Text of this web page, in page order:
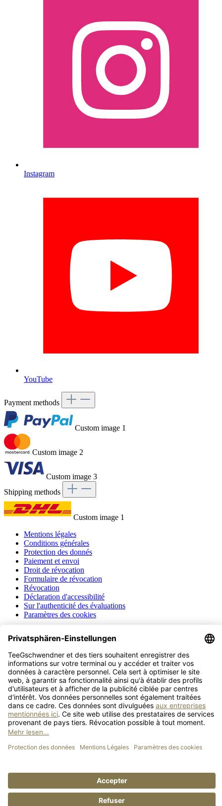
Instagram
YouTube
Payment methods
Custom image 1
Custom image 2
Custom image 3
Shipping methods
Custom image 1
Mentions légales
Conditions générales
Protection des donnés
Paiement et envoi
Droit de révocation
Formulaire de révocation
Révocation
Déclaration d'accessibilité
Sur l'authenticité des évaluations
Paramètres des cookies
indication contraire.
© 2026 TeeGschwendner - All Rights Reserved.
Google Maps Consent
×
You don't have enabled the store locator cookies yet. To do so, click
on "Open cookie configurator", enable "Store Locator" in the off
canvas and click "Save".
This page requires Google Maps to work properly. Click on
Open cookie configurator Continue